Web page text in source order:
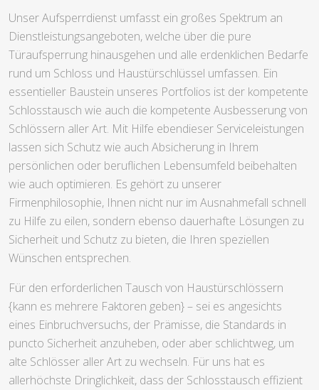
Unser Aufsperrdienst umfasst ein großes Spektrum an
Dienstleistungsangeboten, welche über die pure
Türaufsperrung hinausgehen und alle erdenklichen Bedarfe
rund um Schloss und Haustürschlüssel umfassen. Ein
essentieller Baustein unseres Portfolios ist der kompetente
Schlosstausch wie auch die kompetente Ausbesserung von
Schlössern aller Art. Mit Hilfe ebendieser Serviceleistungen
lassen sich Schutz wie auch Absicherung in Ihrem
persönlichen oder beruflichen Lebensumfeld beibehalten
wie auch optimieren. Es gehört zu unserer
Firmenphilosophie, Ihnen nicht nur im Ausnahmefall schnell
zu Hilfe zu eilen, sondern ebenso dauerhafte Lösungen zu
Sicherheit und Schutz zu bieten, die Ihren speziellen
Wünschen entsprechen.
Für den erforderlichen Tausch von Haustürschlössern
{kann es mehrere Faktoren geben} – sei es angesichts
eines Einbruchversuchs, der Prämisse, die Standards in
puncto Sicherheit anzuheben, oder aber schlichtweg, um
alte Schlösser aller Art zu wechseln. Für uns hat es
allerhöchste Dringlichkeit, dass der Schlosstausch effizient